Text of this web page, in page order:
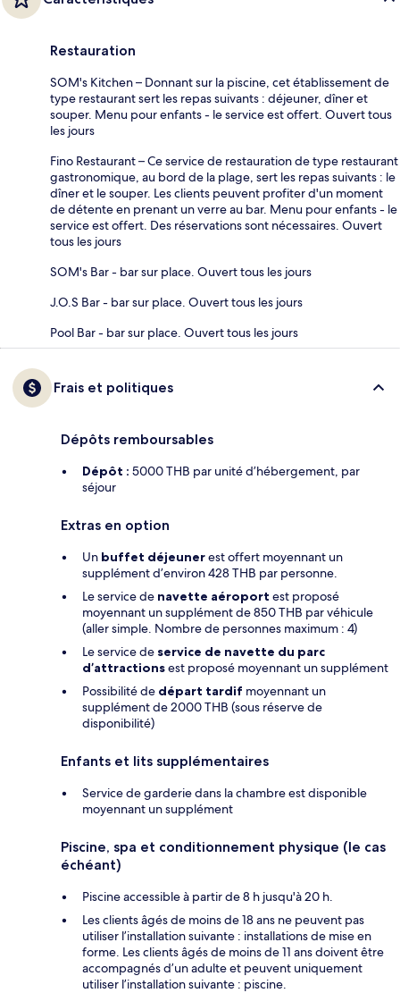
Restauration
SOM's Kitchen – Donnant sur la piscine, cet établissement de
type restaurant sert les repas suivants : déjeuner, dîner et
souper. Menu pour enfants - le service est offert. Ouvert tous
les jours
Fino Restaurant – Ce service de restauration de type restaurant
gastronomique, au bord de la plage, sert les repas suivants : le
dîner et le souper. Les clients peuvent profiter d'un moment
de détente en prenant un verre au bar. Menu pour enfants - le
service est offert. Des réservations sont nécessaires. Ouvert
tous les jours
SOM's Bar - bar sur place. Ouvert tous les jours
J.O.S Bar - bar sur place. Ouvert tous les jours
Pool Bar - bar sur place. Ouvert tous les jours
Frais et politiques
Dépôts remboursables
Dépôt : 5000 THB par unité d’hébergement, par
séjour
Extras en option
Un buffet déjeunerest offert moyennant un
supplément d’environ 428 THB par personne.
Le service de navette aéroport est proposé
moyennant un supplément de 850 THB par véhicule
(aller simple. Nombre de personnes maximum : 4)
Le service de service de navette du parc
d’attractionsest proposé moyennant un supplément
Possibilité de départ tardif moyennant un
supplément de 2000 THB (sous réserve de
disponibilité)
Enfants et lits supplémentaires
Service de garderie dans la chambre est disponible
moyennant un supplément
Piscine, spa et conditionnement physique (le cas
échéant)
Piscine accessible à partir de 8 h jusqu'à 20 h.
Les clients âgés de moins de 18 ans ne peuvent pas
utiliser l’installation suivante : installations de mise en
forme. Les clients âgés de moins de 11 ans doivent être
accompagnés d’un adulte et peuvent uniquement
utiliser l’installation suivante : piscine.